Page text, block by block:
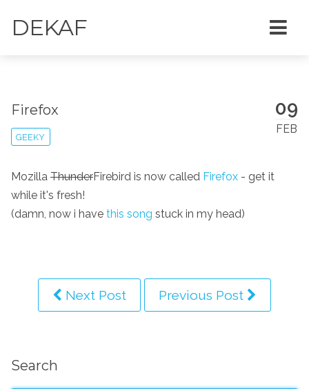
DEKAF
09
FEB
Firefox
GEEKY
Mozilla ThunderFirebird is now called Firefox - get it
while it's fresh!
(damn, now i have this song stuck in my head)
Next Post Previous Post
Search